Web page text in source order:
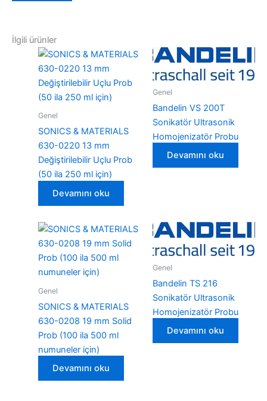
İlgili ürünler
Genel
SONICS & MATERIALS
630-0220 13 mm
Değiştirilebilir Uçlu Prob
(50 ila 250 ml için)
Devamını oku
Genel
Bandelin VS 200T
Sonikatör Ultrasonik
Homojenizatör Probu
Devamını oku
Genel
SONICS & MATERIALS
630-0208 19 mm Solid
Prob (100 ila 500 ml
numuneler için)
Devamını oku
Genel
Bandelin TS 216
Sonikatör Ultrasonik
Homojenizatör Probu
Devamını oku